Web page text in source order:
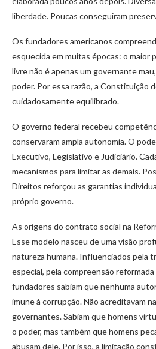
liberdade. Poucas conseguiram
Os fundadores americanos
esquecida em muitas épocas: o maior
livre não é apenas um governante
poder. Por essa razão, a Constituição
cuidadosamente equilibrado.
O governo federal recebeu
conservaram ampla autonomia. O
Executivo, Legislativo e Judiciário.
mecanismos para limitar as demais.
Direitos reforçou as garantias
próprio governo.
As origens do contrato social na
Esse modelo nasceu de uma visão
natureza humana. Influenciados pela
especial, pela compreensão
fundadores sabiam que nenhuma
imune à corrupção. Não acreditavam
governantes. Sabiam que homens
o poder, mas também que homens
abusam dele. Por isso, a limitação